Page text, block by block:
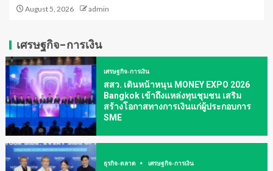
August 5, 2026 admin
เศรษฐกิจ-การเงิน
เศรษฐกิจ-การเงิน
สสว. เดินหน้าหนุน MONEY EXPO 2026
Bangkok เข้าถึงแหล่งทุนชุมชน เสริม
สร้างโอกาสทางการเงินแก่ผู้ประกอบการ
SME
ธุรกิจ-ตลาด เศรษฐกิจ-การเงิน